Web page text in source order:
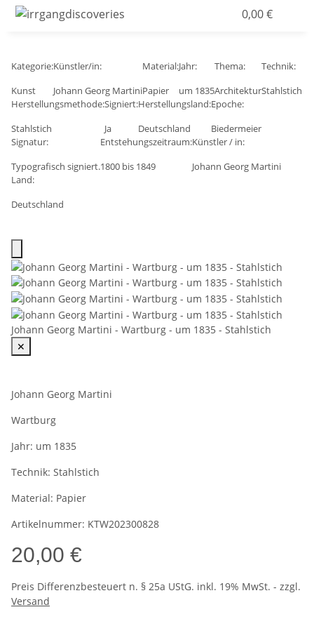
0,00 €
Kategorie:
Kunst
Künstler/in:
Johann Georg Martini
Material:
Papier
Jahr:
um 1835
Thema:
Architektur
Technik:
Stahlstich
Herstellungsmethode:
Stahlstich
Signiert:
Ja
Herstellungsland:
Deutschland
Epoche:
Biedermeier
Signatur:
Typografisch signiert.
Entstehungszeitraum:
1800 bis 1849
Künstler / in:
Johann Georg Martini
Land:
Deutschland
Johann Georg Martini - Wartburg - um 1835 - Stahlstich
✕
Johann Georg Martini
Wartburg
Jahr: um 1835
Technik: Stahlstich
Material: Papier
Artikelnummer: KTW202300828
20,00 €
Preis Differenzbesteuert n. § 25a UStG. inkl. 19% MwSt. - zzgl.
Versand